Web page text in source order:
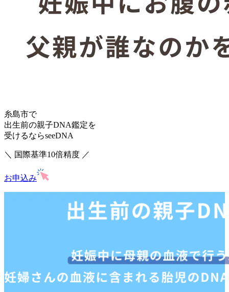
糸島市で
出生前の親子DNA鑑定を
受けるならseeDNA
＼ 国際基準10倍精度 ／
お申込み